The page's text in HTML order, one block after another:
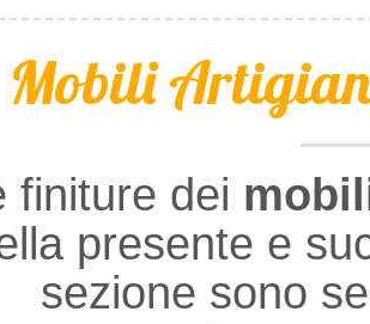
Mobili
finiture dei
presente e
sezione sono